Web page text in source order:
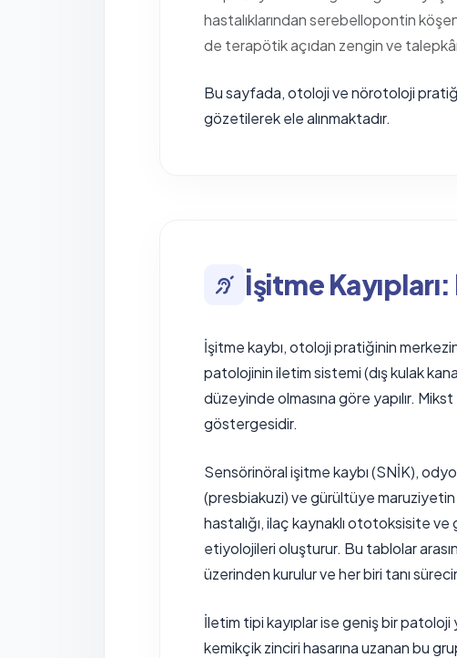
hastalıklarından serebellopontin
de terapötik açıdan zengin ve talepkâr
Bu sayfada, otoloji ve nörotoloji
gözetilerek ele alınmaktadır.
İşitme
İşitme kaybı, otoloji pratiğinin
patolojinin iletim sistemi (dış kulak
düzeyinde olmasına göre yapılır.
göstergesidir.
Sensörinöral işitme kaybı (SNİK),
(presbiakuzi) ve gürültüye
hastalığı, ilaç kaynaklı ototoksisite
etiyolojileri oluşturur. Bu tablolar
üzerinden kurulur ve her biri tanı
İletim tipi kayıplar ise geniş bir
kemikçik zinciri hasarına uzanan bu